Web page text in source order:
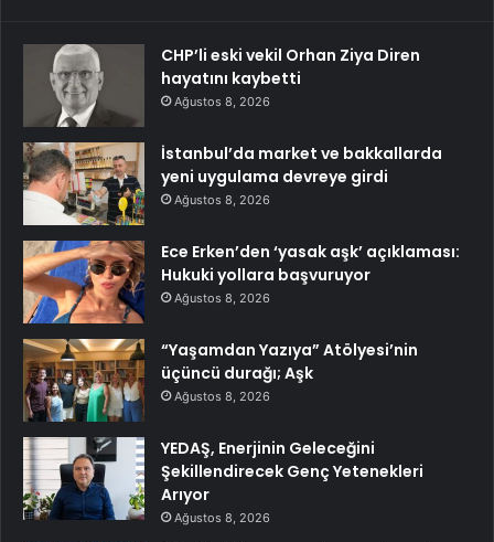
CHP’li eski vekil Orhan Ziya Diren
hayatını kaybetti
Ağustos 8, 2026
İstanbul’da market ve bakkallarda
yeni uygulama devreye girdi
Ağustos 8, 2026
Ece Erken’den ‘yasak aşk’ açıklaması:
Hukuki yollara başvuruyor
Ağustos 8, 2026
“Yaşamdan Yazıya” Atölyesi’nin
üçüncü durağı; Aşk
Ağustos 8, 2026
YEDAŞ, Enerjinin Geleceğini
Şekillendirecek Genç Yetenekleri
Arıyor
Ağustos 8, 2026